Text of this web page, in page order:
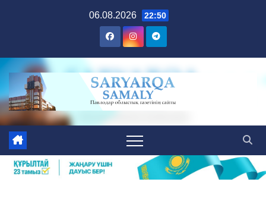
06.08.2026 22:50